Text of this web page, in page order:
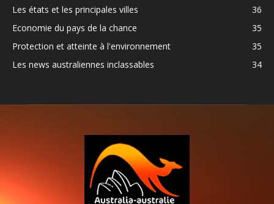
Les états et les principales villes
36
Economie du pays de la chance
35
Protection et atteinte à l'environnement
35
Les news australiennes inclassables
34